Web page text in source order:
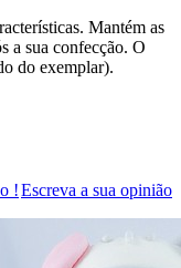
Mantém as
a sua confecção. O
do exemplar).
Escreva a sua opinião
!